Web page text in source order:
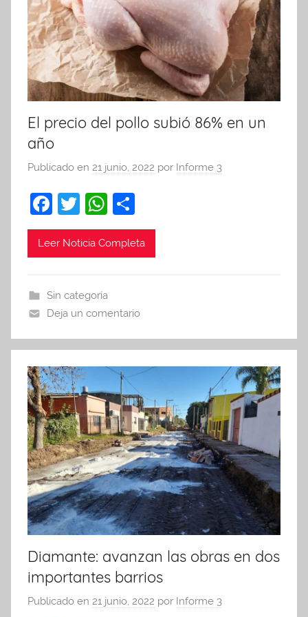
El precio del pollo subió 86% en un
año
Publicado en 21 junio, 2022 por Informe 3
F
a
c
b
o
o
k
T
w
itt
W
h
at
A
p
p
o
m
tir
Leer Noticia Completa
Sin categoría
Deja un comentario
Diamante: avanzan las obras en dos
importantes barrios
Publicado en 21 junio, 2022 por Informe 3